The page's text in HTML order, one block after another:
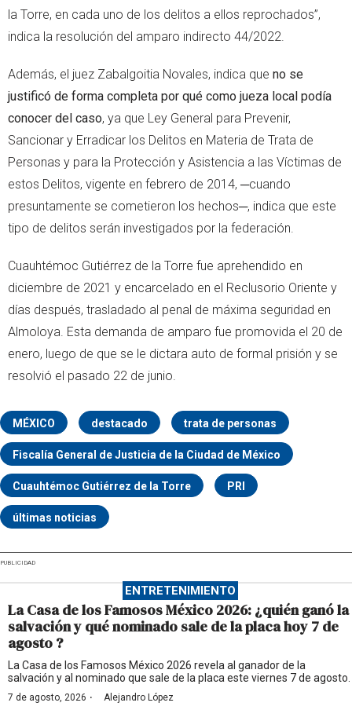
la Torre, en cada uno de los delitos a ellos reprochados”,
indica la resolución del amparo indirecto 44/2022.
Además, el juez Zabalgoitia Novales, indica que no se
justificó de forma completa por qué como jueza local podía
conocer del caso, ya que Ley General para Prevenir,
Sancionar y Erradicar los Delitos en Materia de Trata de
Personas y para la Protección y Asistencia a las Víctimas de
estos Delitos, vigente en febrero de 2014, ─cuando
presuntamente se cometieron los hechos─, indica que este
tipo de delitos serán investigados por la federación.
Cuauhtémoc Gutiérrez de la Torre fue aprehendido en
diciembre de 2021 y encarcelado en el Reclusorio Oriente y
días después, trasladado al penal de máxima seguridad en
Almoloya. Esta demanda de amparo fue promovida el 20 de
enero, luego de que se le dictara auto de formal prisión y se
resolvió el pasado 22 de junio.
MÉXICO destacado trata de personas
Fiscalía General de Justicia de la Ciudad de México
Cuauhtémoc Gutiérrez de la Torre PRI
últimas noticias
PUBLICIDAD
ENTRETENIMIENTO
La Casa de los Famosos México 2026: ¿quién ganó la
salvación y qué nominado sale de la placa hoy 7 de
agosto ?
La Casa de los Famosos México 2026 revela al ganador de la
salvación y al nominado que sale de la placa este viernes 7 de agosto.
7 de agosto, 2026 · Alejandro López